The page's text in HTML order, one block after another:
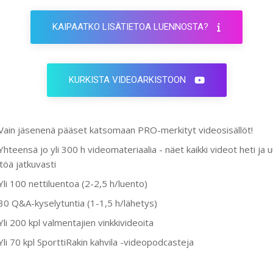
KAIPAATKO LISÄTIETOA LUENNOSTA?
KURKISTA VIDEOARKISTOON
jäsenenä pääset katsomaan PRO-merkityt videosisällöt!
jo yli 300 h videomateriaalia - näet kaikki videot heti ja
jatkuvasti
100 nettiluentoa (2-2,5 h/luento)
Q&A-kyselytuntia (1-1,5 h/lähetys)
200 kpl valmentajien vinkkivideoita
70 kpl SporttiRakin kahvila -videopodcasteja